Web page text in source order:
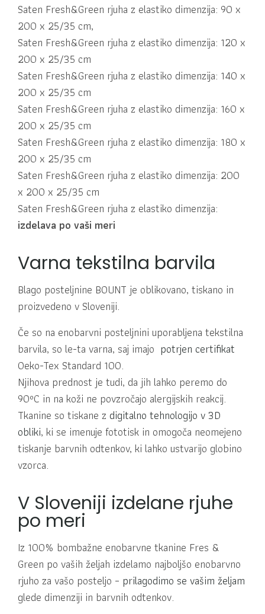
Saten Fresh&Green rjuha z elastiko dimenzija: 90 x
200 x 25/35 cm,
Saten Fresh&Green rjuha z elastiko dimenzija: 120 x
200 x 25/35 cm
Saten Fresh&Green rjuha z elastiko dimenzija: 140 x
200 x 25/35 cm
Saten Fresh&Green rjuha z elastiko dimenzija: 160 x
200 x 25/35 cm
Saten Fresh&Green rjuha z elastiko dimenzija: 180 x
200 x 25/35 cm
Saten Fresh&Green rjuha z elastiko dimenzija: 200
x 200 x 25/35 cm
Saten Fresh&Green rjuha z elastiko dimenzija:
izdelava po vaši meri
Varna tekstilna barvila
Blago posteljnine BOUNT je oblikovano, tiskano in
proizvedeno v Sloveniji.
Če so na enobarvni posteljnini uporabljena tekstilna
barvila, so le-ta varna, saj imajo potrjen certifikat
Oeko-Tex Standard 100.
Njihova prednost je tudi, da jih lahko peremo do
90ºC in na koži ne povzročajo alergijskih reakcij.
Tkanine so tiskane z digitalno tehnologijo v 3D
obliki, ki se imenuje fototisk in omogoča neomejeno
tiskanje barvnih odtenkov, ki lahko ustvarijo globino
vzorca.
V Sloveniji izdelane rjuhe
po meri
Iz 100% bombažne enobarvne tkanine Fres &
Green po vaših željah izdelamo najboljšo enobarvno
rjuho za vašo posteljo – prilagodimo se vašim željam
glede dimenziji in barvnih odtenkov.